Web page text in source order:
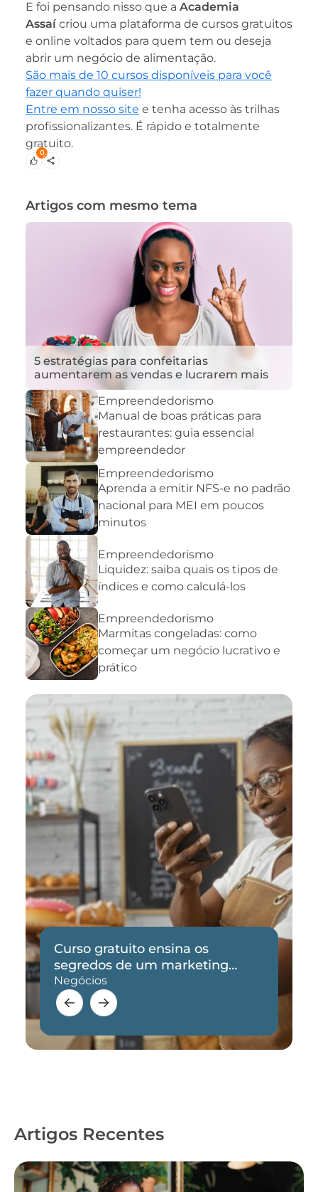
E foi pensando nisso que a Academia
Assaí criou uma plataforma de cursos gratuitos
e online voltados para quem tem ou deseja
abrir um negócio de alimentação.
São mais de 10 cursos disponíveis para você
fazer quando quiser!
Entre em nosso site e tenha acesso às trilhas
profissionalizantes. É rápido e totalmente
gratuito.
0
Artigos com mesmo tema
5 estratégias para confeitarias
aumentarem as vendas e lucrarem mais
Empreendedorismo
Manual de boas práticas para
restaurantes: guia essencial
empreendedor
Empreendedorismo
Aprenda a emitir NFS-e no padrão
nacional para MEI em poucos
minutos
Empreendedorismo
Liquidez: saiba quais os tipos de
índices e como calculá-los
Empreendedorismo
Marmitas congeladas: como
começar um negócio lucrativo e
prático
Curso gratuito ensina os
segredos de um marketing
eficaz
Negócios
Artigos Recentes